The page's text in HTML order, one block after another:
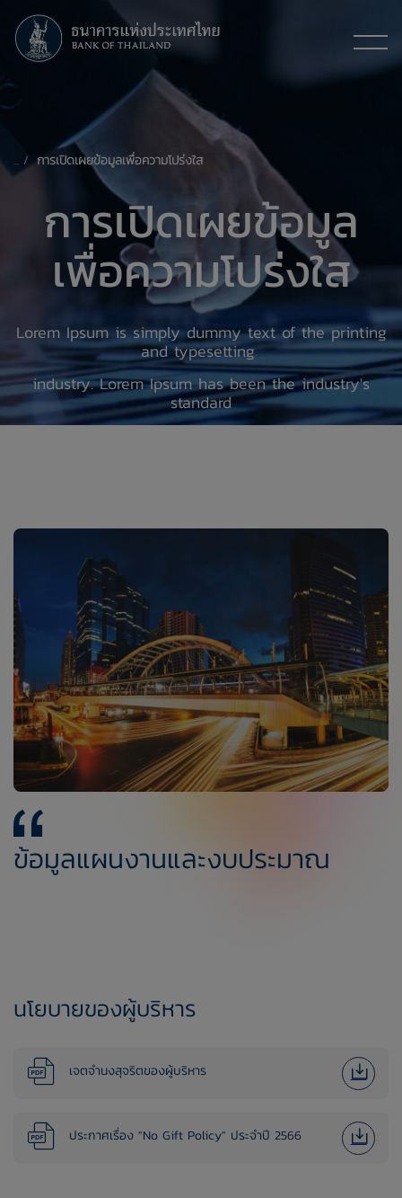
การเปิดเผยข้อมูลเพื่อความโปร่งใส
การเปิดเผยข้อมูล
เพื่อความโปร่งใส
Lorem Ipsum is simply dummy text of the printing
and typesetting
industry. Lorem Ipsum has been the industry's
standard
ข้อมูลแผนงานและงบประมาณ
นโยบายของผู้บริหาร
​เจตจำนงสุจริตของผู้บริหาร​
ประกาศเรื่อง "No Gift Policy" ประจำปี 2566